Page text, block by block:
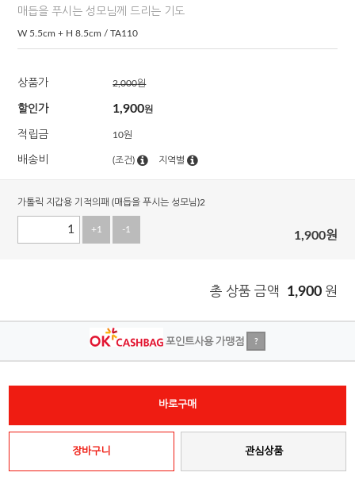
매듭을 푸시는 성모님께 드리는 기도
W 5.5cm + H 8.5cm / TA110
상품가 2,000원
할인가 1,900원
적립금 10원
배송비 (조건) 지역별
가톨릭 지갑용 기적의패 (매듭을 푸시는 성모님)2
+1 -1 1,900원
총 상품 금액 1,900 원
포인트사용 가맹점 ?
바로구매
장바구니 관심상품